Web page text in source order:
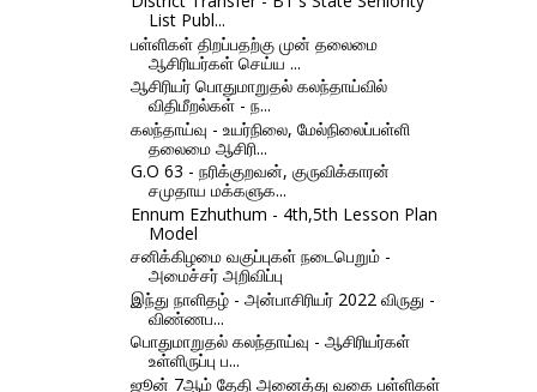
List Publ...
பள்ளிகள் திறப்பதற்கு முன் தலைமை
ஆசிரியர்கள் செய்ய ...
ஆசிரியர் பொதுமாறுதல் கலந்தாய்வில்
விதிமீறல்கள் - ந...
கலந்தாய்வு - உயர்நிலை, மேல்நிலைப்பள்ளி
தலைமை ஆசிரி...
G.O 63 - நரிக்குறவன், குருவிக்காரன்
சமுதாய மக்களுக...
Ennum Ezhuthum - 4th,5th Lesson Plan
Model
சனிக்கிழமை வகுப்புகள் நடைபெறும் -
அமைச்சர் அறிவிப்பு
இந்து நாளிதழ் - அன்பாசிரியர் 2022 விருது -
விண்ணப...
பொதுமாறுதல் கலந்தாய்வு - ஆசிரியர்கள்
உள்ளிருப்பு ப...
ஜூன் 7ஆம் தேதி அனைத்து வகை பள்ளிகள்